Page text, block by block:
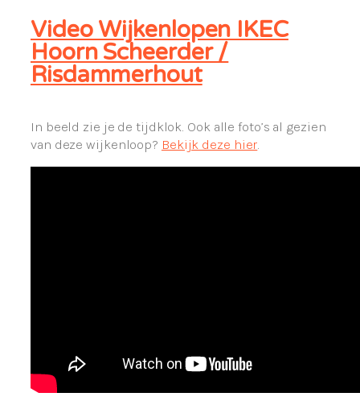
Video Wijkenlopen IKEC
Hoorn Scheerder /
Risdammerhout
In beeld zie je de tijdklok. Ook alle foto’s al gezien
van deze wijkenloop? Bekijk deze hier